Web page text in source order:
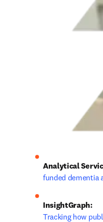
Analytical
funded dementia
InsightGraph:
Tracking how